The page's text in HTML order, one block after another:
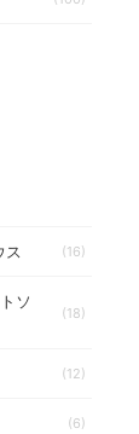
ス (16)
ソ
(18)
(12)
(6)